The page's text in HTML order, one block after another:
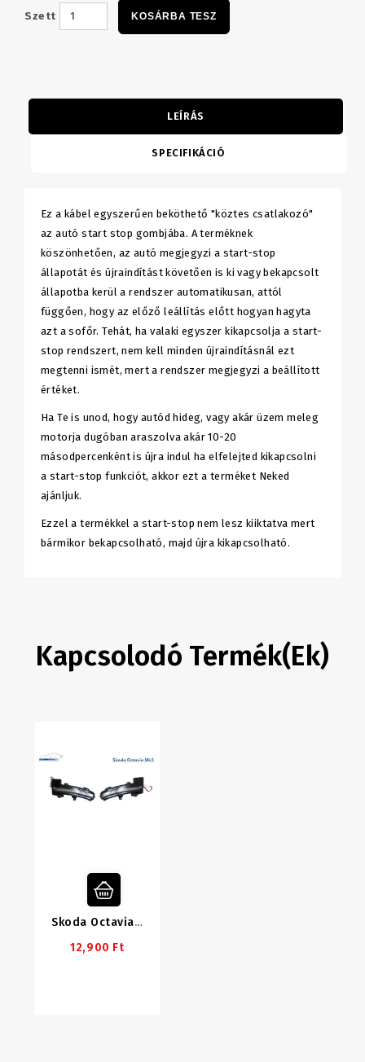
Szett KOSÁRBA TESZ
LEÍRÁS
SPECIFIKÁCIÓ
Ez a kábel egyszerűen beköthető "köztes csatlakozó"
az autó start stop gombjába. A terméknek
köszönhetően, az autó megjegyzi a start-stop
állapotát és újraindítást követően is ki vagy bekapcsolt
állapotba kerül a rendszer automatikusan, attól
függően, hogy az előző leállítás előtt hogyan hagyta
azt a sofőr. Tehát, ha valaki egyszer kikapcsolja a start-
stop rendszert, nem kell minden újraindításnál ezt
megtenni ismét, mert a rendszer megjegyzi a beállított
értéket.
Ha Te is unod, hogy autód hideg, vagy akár üzem meleg
motorja dugóban araszolva akár 10-20
másodpercenként is újra indul ha elfelejted kikapcsolni
a start-stop funkciót, akkor ezt a terméket Neked
ajánljuk.
Ezzel a termékkel a start-stop nem lesz kiiktatva mert
bármikor bekapcsolható, majd újra kikapcsolható.
Kapcsolodó Termék(ek)
Skoda Octavia 3 Dinamikus LED Index
12,900 Ft